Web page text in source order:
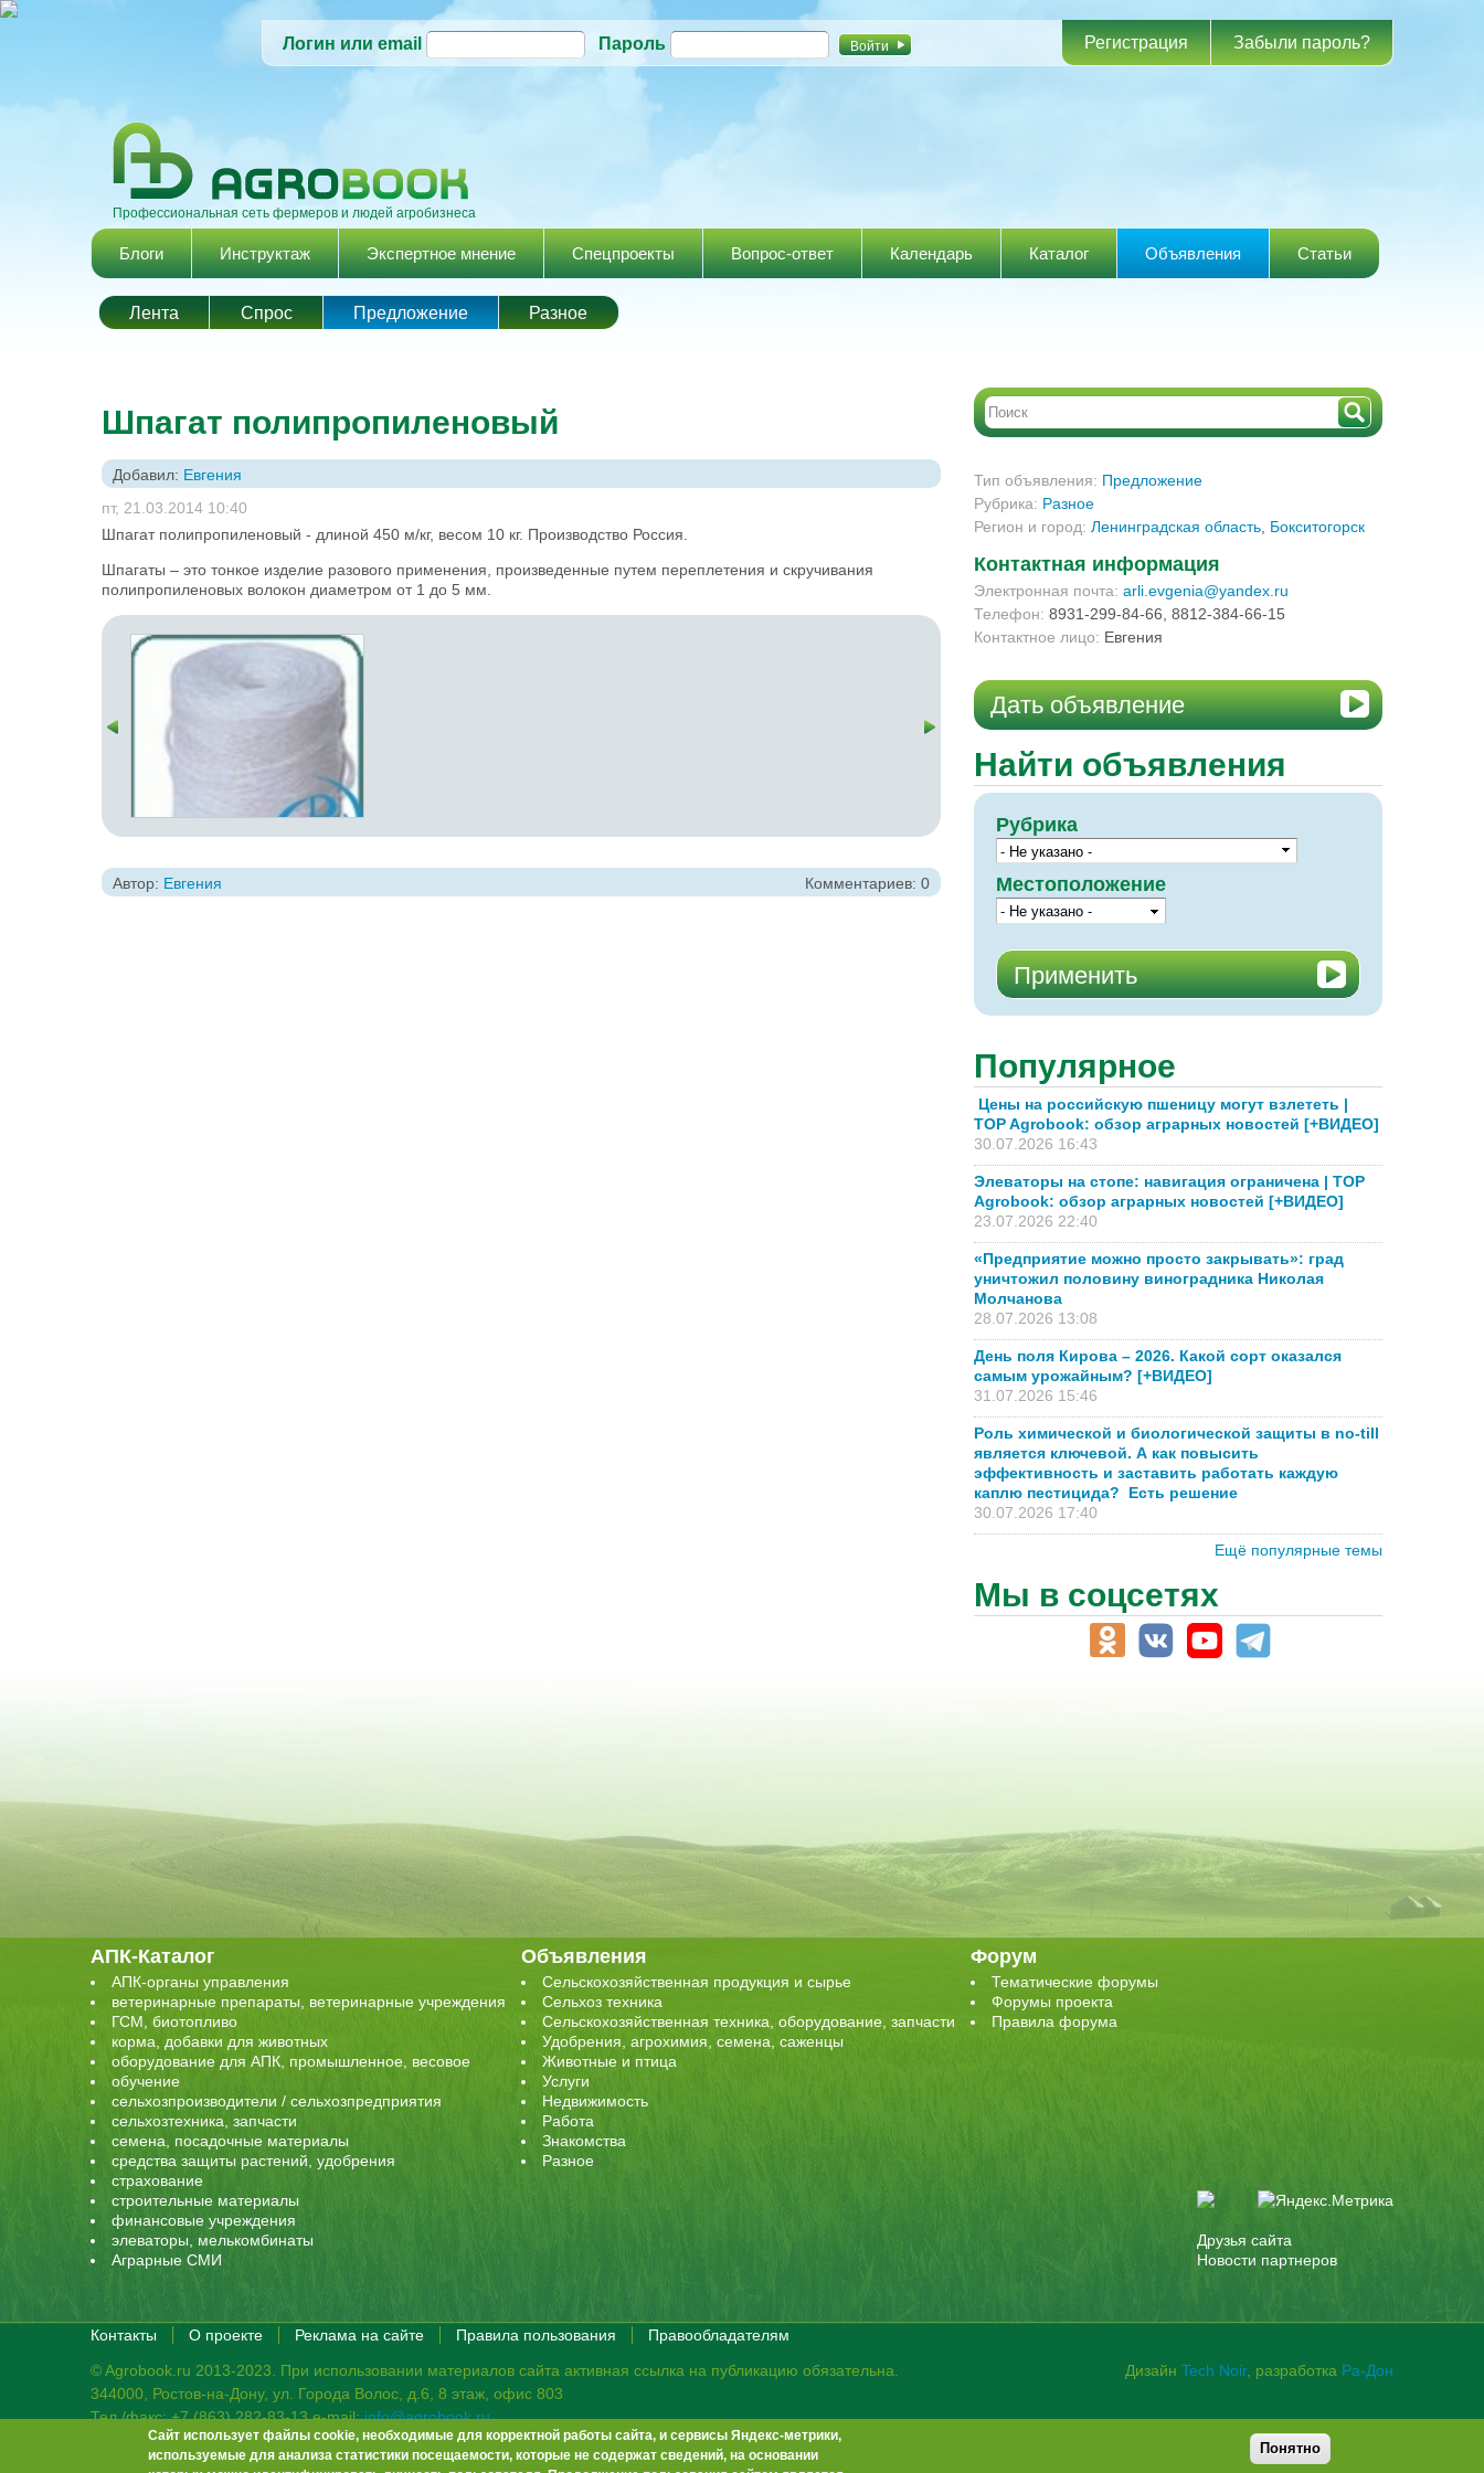
Перейти к
содержанию
Логин или email Пароль Регистрация Забыли пароль?
Профессиональная сеть фермеров и людей агробизнеса
Главное меню
Блоги Инструктаж Экспертное мнение Спецпроекты Вопрос-ответ Календарь Каталог Объявления Статьи
Лента Спрос Предложение Разное
Шпагат полипропиленовый
Добавил: Евгения
пт, 21.03.2014 10:40
Шпагат полипропиленовый - длиной 450 м/кг, весом 10 кг. Производство Россия.
Шпагаты – это тонкое изделие разового применения, произведенные путем переплетения и скручивания
полипропиленовых волокон диаметром от 1 до 5 мм.
Автор: Евгения Комментариев: 0
Тип объявления: Предложение
Рубрика: Разное
Регион и город: Ленинградская область Бокситогорск
Контактная информация
Электронная почта: arli.evgenia@yandex.ru
Телефон: 8931-299-84-66, 8812-384-66-15
Контактное лицо: Евгения
Дать объявление
Найти объявления
Рубрика
Местоположение
Популярное
Цены на российскую пшеницу могут взлететь |
TOP Agrobook: обзор аграрных новостей [+ВИДЕО]
30.07.2026 16:43
Элеваторы на стопе: навигация ограничена | TOP
Agrobook: обзор аграрных новостей [+ВИДЕО]
23.07.2026 22:40
«Предприятие можно просто закрывать»: град
уничтожил половину виноградника Николая
Молчанова
28.07.2026 13:08
День поля Кирова – 2026. Какой сорт оказался
самым урожайным? [+ВИДЕО]
31.07.2026 15:46
Роль химической и биологической защиты в no-till
является ключевой. А как повысить
эффективность и заставить работать каждую
каплю пестицида? Есть решение
30.07.2026 17:40
Ещё популярные темы
Мы в соцсетях
АПК-Каталог
АПК-органы управления
ветеринарные препараты, ветеринарные учреждения
ГСМ, биотопливо
корма, добавки для животных
оборудование для АПК, промышленное, весовое
обучение
сельхозпроизводители / сельхозпредприятия
сельхозтехника, запчасти
семена, посадочные материалы
средства защиты растений, удобрения
страхование
строительные материалы
финансовые учреждения
элеваторы, мелькомбинаты
Аграрные СМИ
Объявления
Сельскохозяйственная продукция и сырье
Сельхоз техника
Сельскохозяйственная техника, оборудование, запчасти
Удобрения, агрохимия, семена, саженцы
Животные и птица
Услуги
Недвижимость
Работа
Знакомства
Разное
Форум
Тематические форумы
Форумы проекта
Правила форума
Друзья сайта
Новости партнеров
Контакты О проекте Реклама на сайте Правила пользования
Правообладателям
© Agrobook.ru 2013-2023. При использовании материалов сайта активная ссылка на публикацию обязательна.
344000, Ростов-на-Дону, ул. Города Волос, д.6, 8 этаж, офис 803
Тел./факс: +7 (863) 282-83-13 e-mail:info@agrobook.ru
Возрастная категория сайта: 16+. Объявления на сайте не премодерируются.Положение о защите персональных данных
Гала Алиевна Каймакчи – редактор, тел.: (863) 282-83-13info@agrobook.ru
Дизайн Tech Noir, разработка Ра-Дон
Сайт использует файлы cookie, необходимые для корректной работы сайта, и сервисы Яндекс-метрики,
используемые для анализа статистики посещаемости, которые не содержат сведений, на основании
Понятно